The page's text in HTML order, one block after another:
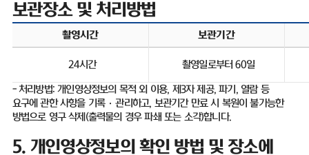
보관장소 및 처리방법
촬영시간 보관기간
24시간 촬영일로부터60일
-처리방법:개인영상정보의 목적 외 이용, 제 3자 제공,파기 , 열람 등
요구에 관한 사항을 기록·관리하고, 보관기간 만료 시 복원이 불가능한
방법으로 영구 삭제 (출력물의 경우 파쇄 또는 소각)합니다.
5. 개인영상정보의 확인 방법 및 장소에